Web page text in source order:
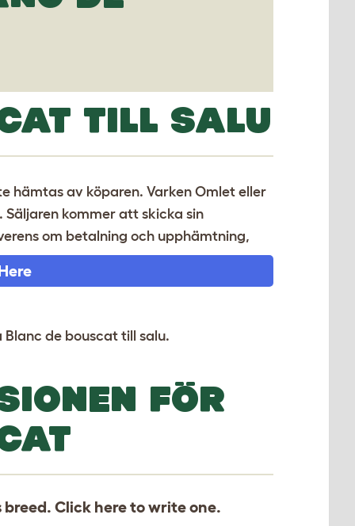
TILL SALU
hämtas av köparen. Varken Omlet eller
Säljaren kommer att skicka sin
om betalning och upphämtning,
de bouscat till salu.
FÖR
breed. Click hereto write one.